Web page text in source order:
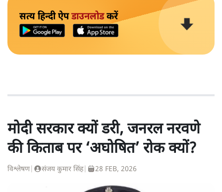
सत्य हिन्दी ऐपडाउनलोडकरें
मोदी सरकार क्यों डरी, जनरल नरवणे
की किताब पर ‘अघोषित’ रोक क्यों?
विश्लेषण| संजय कुमार सिंह| 28 FEB, 2026